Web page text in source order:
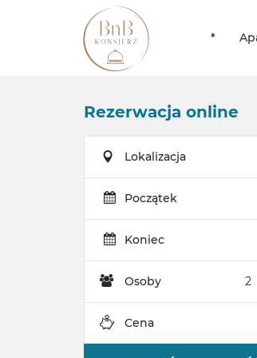
*
Rezerwacja online
Lokalizacja
Początek
Koniec
Osoby
Cena